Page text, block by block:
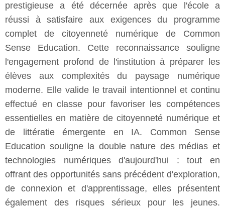
prestigieuse a été décernée après que l'école a
réussi à satisfaire aux exigences du programme
complet de citoyenneté numérique de Common
Sense Education. Cette reconnaissance souligne
l'engagement profond de l'institution à préparer les
élèves aux complexités du paysage numérique
moderne. Elle valide le travail intentionnel et continu
effectué en classe pour favoriser les compétences
essentielles en matière de citoyenneté numérique et
de littératie émergente en IA. Common Sense
Education souligne la double nature des médias et
technologies numériques d'aujourd'hui : tout en
offrant des opportunités sans précédent d'exploration,
de connexion et d'apprentissage, elles présentent
également des risques sérieux pour les jeunes.